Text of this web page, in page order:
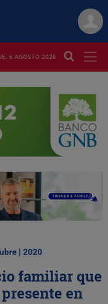
6 AGOSTO 2026
| 2020
familiar que
en